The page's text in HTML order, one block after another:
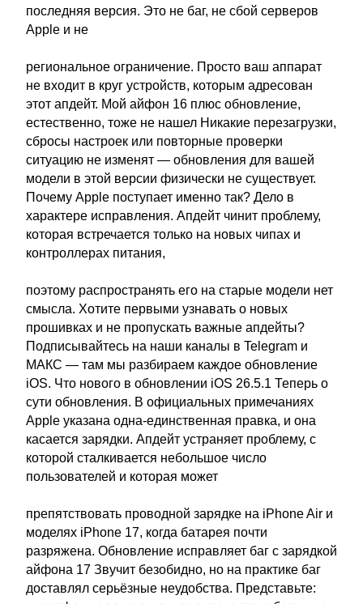
последняя версия. Это не баг, не сбой серверов
Apple и не
региональное ограничение. Просто ваш аппарат
не входит в круг устройств, которым адресован
этот апдейт. Мой айфон 16 плюс обновление,
естественно, тоже не нашел Никакие перезагрузки,
сбросы настроек или повторные проверки
ситуацию не изменят — обновления для вашей
модели в этой версии физически не существует.
Почему Apple поступает именно так? Дело в
характере исправления. Апдейт чинит проблему,
которая встречается только на новых чипах и
контроллерах питания,
поэтому распространять его на старые модели нет
смысла. Хотите первыми узнавать о новых
прошивках и не пропускать важные апдейты?
Подписывайтесь на наши каналы в Telegram и
МАКС — там мы разбираем каждое обновление
iOS. Что нового в обновлении iOS 26.5.1 Теперь о
сути обновления. В официальных примечаниях
Apple указана одна-единственная правка, и она
касается зарядки. Апдейт устраняет проблему, с
которой сталкивается небольшое число
пользователей и которая может
препятствовать проводной зарядке на iPhone Air и
моделях iPhone 17, когда батарея почти
разряжена. Обновление исправляет баг с зарядкой
айфона 17 Звучит безобидно, но на практике баг
доставлял серьёзные неудобства. Представьте: